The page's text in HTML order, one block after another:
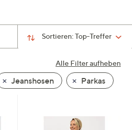
Sortieren:Top-Treffer
Alle Filter aufheben
Jeanshosen Parkas